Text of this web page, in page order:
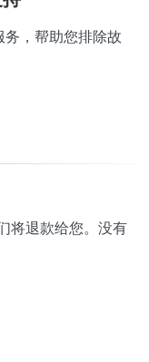
，帮助您排除故
将退款给您。没有